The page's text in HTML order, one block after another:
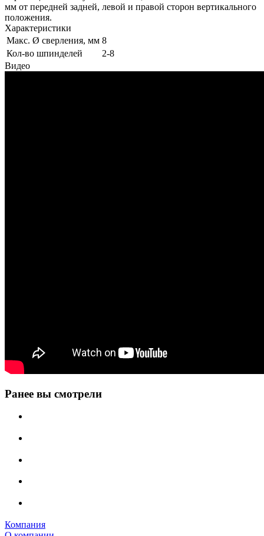
мм от передней задней, левой и правой сторон вертикального
положения.
Характеристики
Макс. Ø сверления, мм 8
Кол-во шпинделей
2-8
Видео
Ранее вы смотрели
Компания